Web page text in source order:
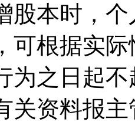
股本时，
可根据实
为之日起
关资料报